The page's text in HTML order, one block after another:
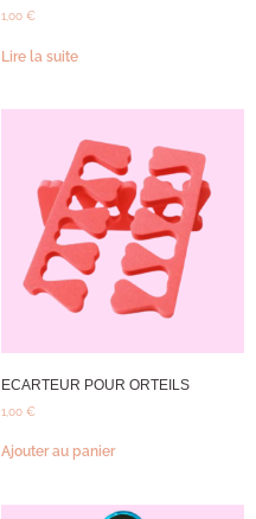
1,00 €
Lire la suite
ECARTEUR POUR ORTEILS
1,00 €
Ajouter au panier